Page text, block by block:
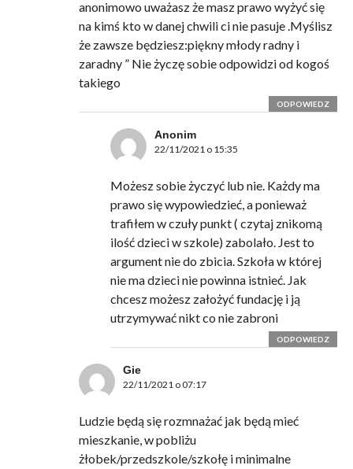
anonimowo uważasz że masz prawo wyżyć się
na kimś kto w danej chwili ci nie pasuje .Myślisz
że zawsze będziesz:piękny młody radny i
zaradny ” Nie życzę sobie odpowidzi od kogoś
takiego
ODPOWIEDZ
Anonim
22/11/2021 o 15:35
Możesz sobie życzyć lub nie. Każdy ma
prawo się wypowiedzieć, a ponieważ
trafiłem w czuły punkt ( czytaj znikomą
ilość dzieci w szkole) zabolało. Jest to
argument nie do zbicia. Szkoła w której
nie ma dzieci nie powinna istnieć. Jak
chcesz możesz założyć fundację i ją
utrzymywać nikt co nie zabroni
ODPOWIEDZ
Gie
22/11/2021 o 07:17
Ludzie będą się rozmnażać jak będą mieć
mieszkanie, w pobliżu
żłobek/przedszkole/szkołę i minimalne